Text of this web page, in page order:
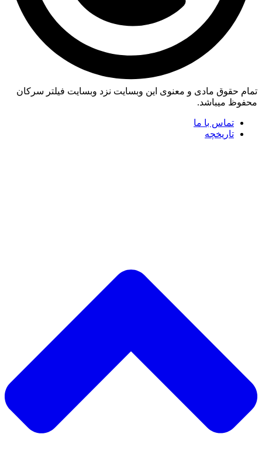
تمام حقوق مادی و معنوی این وبسایت نزد وبسایت فیلتر سرکان
محفوظ میباشد.
تماس با ما
تاریخچه